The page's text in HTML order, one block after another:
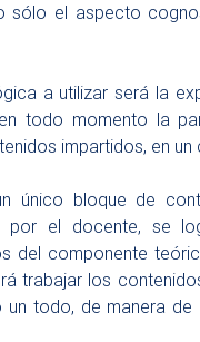
el aspecto
a utilizar será la
todo momento la
impartidos, en
único bloque de
por el docente, se
del componente
trabajar los
todo, de manera de